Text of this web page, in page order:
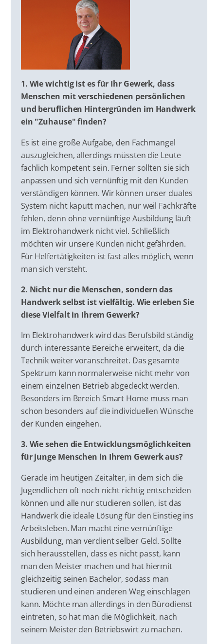
1. Wie wichtig ist es für Ihr Gewerk, dass
Menschen mit verschiedenen persönlichen
und beruflichen Hintergründen im Handwerk
ein "Zuhause" finden?
Es ist eine große Aufgabe, den Fachmangel
auszugleichen, allerdings müssten die Leute
fachlich kompetent sein. Ferner sollten sie sich
anpassen und sich vernünftig mit den Kunden
verständigen können. Wir können unser duales
System nicht kaputt machen, nur weil Fachkräfte
fehlen, denn ohne vernünftige Ausbildung läuft
im Elektrohandwerk nicht viel. Schließlich
möchten wir unsere Kunden nicht gefährden.
Für Helfertätigkeiten ist fast alles möglich, wenn
man sich versteht.
2. Nicht nur die Menschen, sondern das
Handwerk selbst ist vielfältig. Wie erleben Sie
diese Vielfalt in Ihrem Gewerk?
Im Elektrohandwerk wird das Berufsbild ständig
durch interessante Bereiche erweitert, da die
Technik weiter voranschreitet. Das gesamte
Spektrum kann normalerweise nicht mehr von
einem einzelnen Betrieb abgedeckt werden.
Besonders im Bereich Smart Home muss man
schon besonders auf die individuellen Wünsche
der Kunden eingehen.
3. Wie sehen die Entwicklungsmöglichkeiten
für junge Menschen in Ihrem Gewerk aus?
Gerade im heutigen Zeitalter, in dem sich die
Jugendlichen oft noch nicht richtig entscheiden
können und alle nur studieren sollen, ist das
Handwerk die ideale Lösung für den Einstieg ins
Arbeitsleben. Man macht eine vernünftige
Ausbildung, man verdient selber Geld. Sollte
sich herausstellen, dass es nicht passt, kann
man den Meister machen und hat hiermit
gleichzeitig seinen Bachelor, sodass man
studieren und einen anderen Weg einschlagen
kann. Möchte man allerdings in den Bürodienst
eintreten, so hat man die Möglichkeit, nach
seinem Meister den Betriebswirt zu machen.